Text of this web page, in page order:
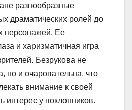
разнообразные
драматических ролей до
персонажей. Ее
и харизматичная игра
Безрукова не
но и очаровательна, что
внимание к своей
интерес у поклонников.